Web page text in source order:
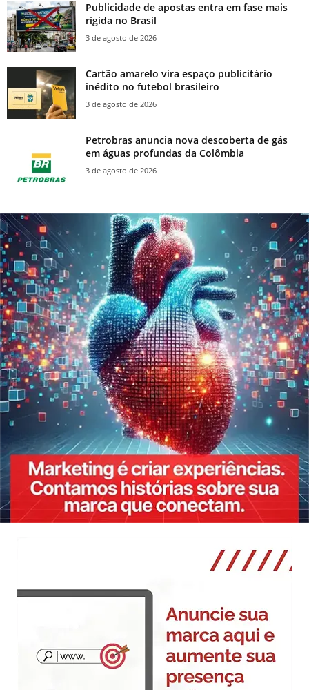
Publicidade de apostas entra em fase mais
rígida no Brasil
3 de agosto de 2026
Cartão amarelo vira espaço publicitário
inédito no futebol brasileiro
3 de agosto de 2026
Petrobras anuncia nova descoberta de gás
em águas profundas da Colômbia
3 de agosto de 2026